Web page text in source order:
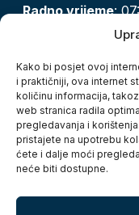
Kako bi posjet ovoj
i praktičniji, ova internet
količinu informacija,
web stranica radila
pregledavanja i
pristajete na upotrebu
ćete i dalje moći
neće biti dostupne.
Radno vrijeme:
Zaštita osobnih
Pristup
Kolačići
Izjava o